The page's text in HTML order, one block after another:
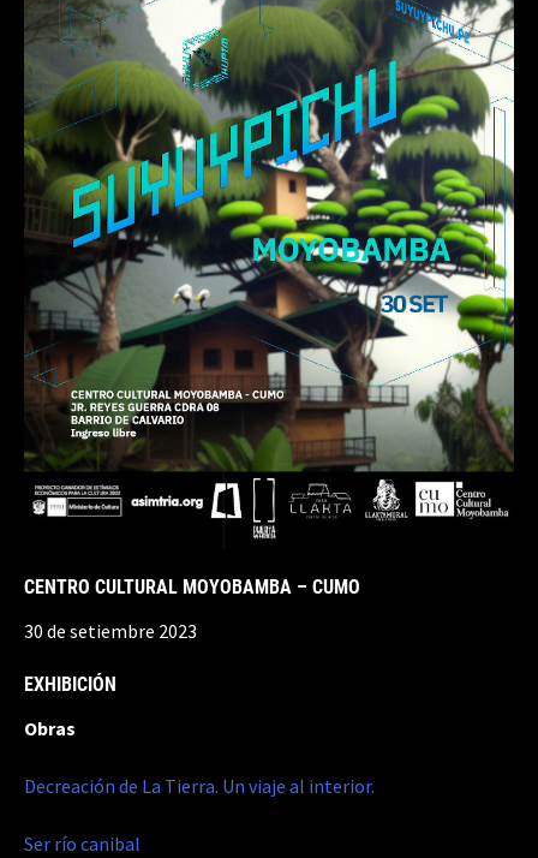
CENTRO CULTURAL MOYOBAMBA – CUMO
30 de setiembre 2023
EXHIBICIÓN
Obras
Decreación de La Tierra. Un viaje al interior.
Ser río canibal